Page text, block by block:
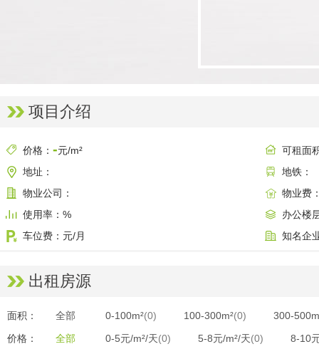
项目介绍
价格： -元/m²
可租面
地址：
地铁：
物业公司：
物业费
使用率：%
办公楼
车位费：元/月
知名企
出租房源
面积： 全部 0-100m²(0) 100-300m²(0)
300-
价格：
全部 0-5元/m²/天(0) 5-8元/m²/天(0) 8-10